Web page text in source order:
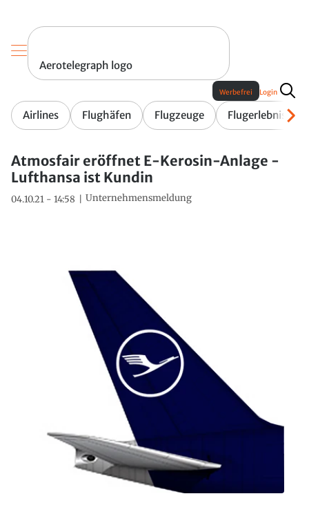
Aerotelegraph logo
Airlines Flughäfen Flugzeuge Flugerlebnis
Werbefrei Login
Atmosfair eröffnet E-Kerosin-Anlage -
Lufthansa ist Kundin
04.10.21 - 14:58 Unternehmensmeldung